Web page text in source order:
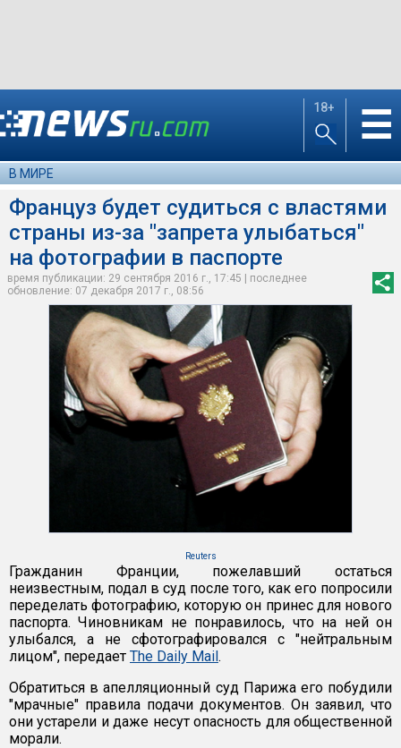
18+ ☰
В МИРЕ
Француз будет судиться с властями
страны из-за "запрета улыбаться"
на фотографии в паспорте
время публикации: 29 сентября 2016 г., 17:45 | последнее
обновление: 07 декабря 2017 г., 08:56
Reuters
Гражданин Франции, пожелавший остаться
неизвестным, подал в суд после того, как его попросили
переделать фотографию, которую он принес для нового
паспорта. Чиновникам не понравилось, что на ней он
улыбался, а не сфотографировался с "нейтральным
лицом", передает The Daily Mail.
Обратиться в апелляционный суд Парижа его побудили
"мрачные" правила подачи документов. Он заявил, что
они устарели и даже несут опасность для общественной
морали.